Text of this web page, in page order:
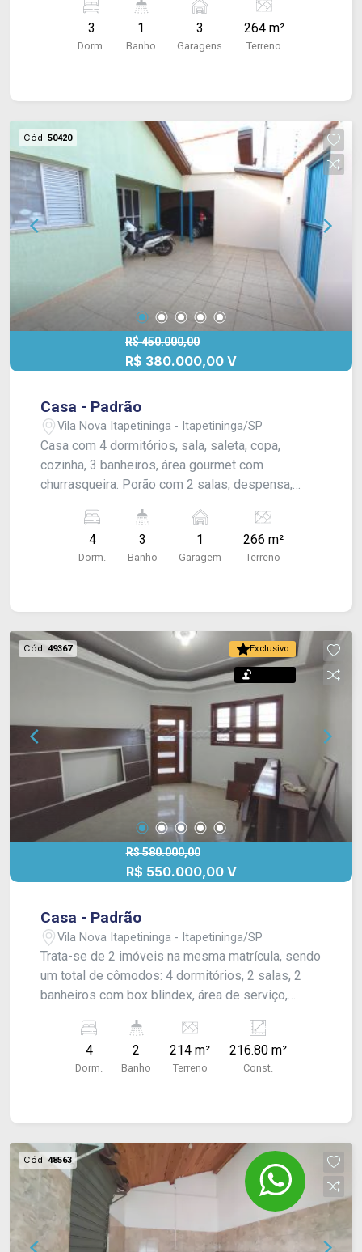
Acabamento: forro pvc e piso frio.
3
Dorm.
1
Banho
3
Garagens
264 m²
Terreno
Cód. 50420
R$ 450.000,00
R$ 380.000,00 V
Casa - Padrão
Vila Nova Itapetininga - Itapetininga/SP
Casa com 4 dormitórios, sala, saleta, copa,
cozinha, 3 banheiros, área gourmet com
churrasqueira. Porão com 2 salas, despensa,
carro com portão eletrônico. Acabamento: forro
pvc e piso frio.
4
Dorm.
3
Banho
1
Garagem
266 m²
Terreno
Exclusivo
Cód. 49367
R$ 580.000,00
R$ 550.000,00 V
Casa - Padrão
Vila Nova Itapetininga - Itapetininga/SP
Trata-se de 2 imóveis na mesma matrícula, sendo
um total de cômodos: 4 dormitórios, 2 salas, 2
banheiros com box blindex, área de serviço,
4
Dorm.
2
Banho
214 m²
Terreno
216.80 m²
Const.
Cód. 48563